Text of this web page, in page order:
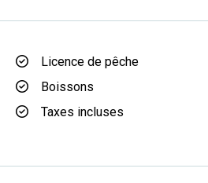
Licence de pêche
Boissons
Taxes incluses